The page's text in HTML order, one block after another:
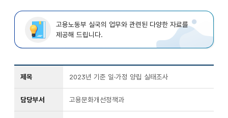
고용노동부 실국의 업무와 관련된 다양한 자료를
제공해 드립니다.
연구용역보고서
제목 2023년 기준 일·가정 양립 실태조사
담당부서 고용문화개선정책과